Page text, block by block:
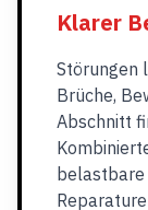
Klarer
Störungen
Brüche,
Abschnitt